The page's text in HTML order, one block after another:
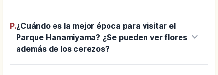
P.¿Cuándo es la mejor época para visitar el
Parque Hanamiyama? ¿Se pueden ver flores
además de los cerezos?
keyboard_arrow_down